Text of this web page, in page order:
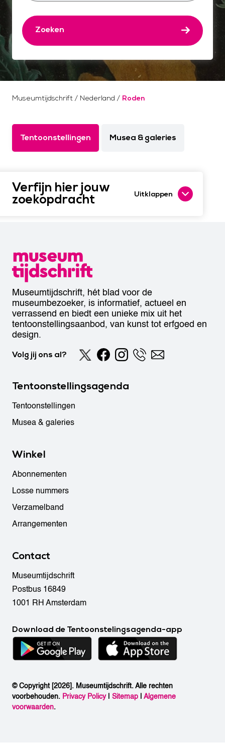
Zoeken
Museumtijdschrift / Nederland / Roden
Tentoonstellingen Musea & galeries
Verfijn hier jouw
zoekopdracht Uitklappen
Museumtijdschrift, hét blad voor de
museumbezoeker, is informatief, actueel en
verrassend en biedt een unieke mix uit het
tentoonstellingsaanbod, van kunst tot erfgoed en
design.
Volg jij ons al?
Tentoonstellingsagenda
Tentoonstellingen
Musea & galeries
Winkel
Abonnementen
Losse nummers
Verzamelband
Arrangementen
Contact
Museumtijdschrift
Postbus 16849
1001 RH Amsterdam
Download de Tentoonstelingsagenda-app
© Copyright [2026]. Museumtijdschrift. Alle rechten
voorbehouden. Privacy Policy| Sitemap |Algemene
voorwaarden.